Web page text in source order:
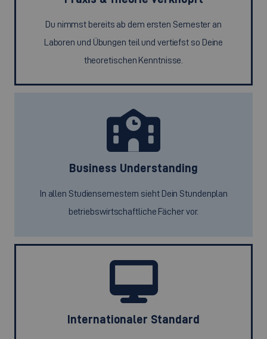
Du nimmst bereits ab dem ersten Semester an
Laboren und Übungen teil und vertiefst so Deine
theoretischen Kenntnisse.
Business Understanding
In allen Studiensemestern sieht Dein Stundenplan
betriebswirtschaftliche Fächer vor.
Internationaler Standard